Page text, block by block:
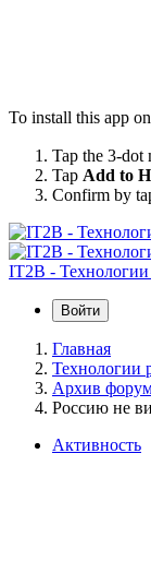
To install this app
Tap the 3-
Tap Add to
Confirm by
IT2B - Технологии
Войти
Главная
Технологии
Архив
Россию не
Активность